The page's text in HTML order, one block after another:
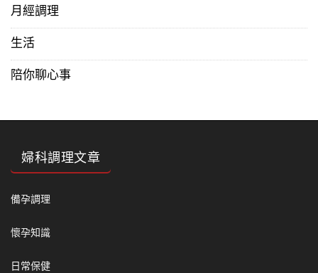
月經調理
生活
陪你聊心事
婦科調理文章
備孕調理
懷孕知識
日常保健